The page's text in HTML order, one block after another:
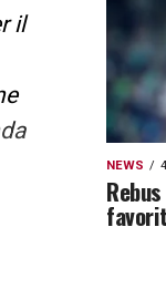
il
NEWS